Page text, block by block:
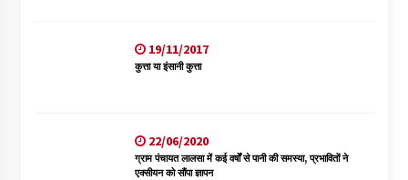
19/11/2017
कुत्ता या इंसानी कुत्ता
22/06/2020
ग्राम पंचायत लालसा में कई वर्षों से पानी की समस्या, प्रभावितों ने
एक्सीयन को सौंपा ज्ञापन